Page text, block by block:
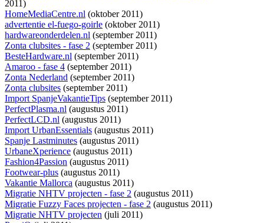
2011)
HomeMediaCentre.nl (oktober 2011)
advertentie el-fuego-goirle (oktober 2011)
hardwareonderdelen.nl (september 2011)
Zonta clubsites - fase 2 (september 2011)
BesteHardware.nl (september 2011)
Amaroo - fase 4 (september 2011)
Zonta Nederland (september 2011)
Zonta clubsites (september 2011)
Import SpanjeVakantieTips (september 2011)
PerfectPlasma.nl (augustus 2011)
PerfectLCD.nl (augustus 2011)
Import UrbanEssentials (augustus 2011)
Spanje Lastminutes (augustus 2011)
UrbaneXperience (augustus 2011)
Fashion4Passion (augustus 2011)
Footwear-plus (augustus 2011)
Vakantie Mallorca (augustus 2011)
Migratie NHTV projecten - fase 2 (augustus 2011)
Migratie Fuzzy Faces projecten - fase 2 (augustus 2011)
Migratie NHTV projecten (juli 2011)